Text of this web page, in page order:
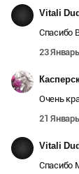
Vitali
Спасибо
23
Очень
21
Vitali
Спасибо